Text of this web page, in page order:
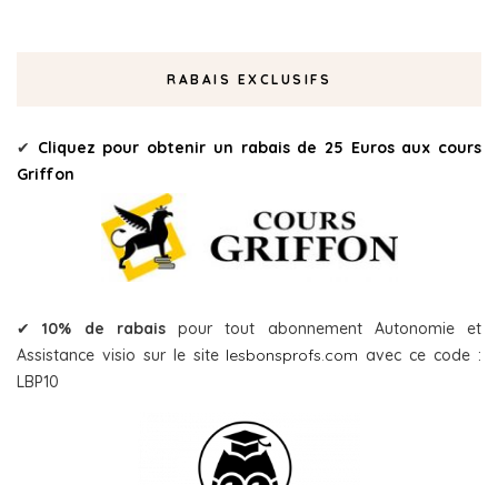
RABAIS EXCLUSIFS
✔ Cliquez pour obtenir un rabais de 25 Euros aux cours
Griffon
✔10% de rabaispour tout abonnement Autonomie et
Assistance visio sur le site lesbonsprofs.com avec ce code :
LBP10